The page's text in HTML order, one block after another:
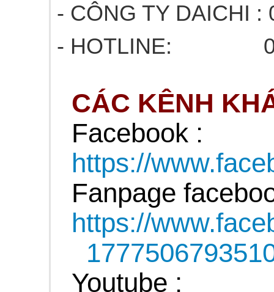
- CÔNG TY DAICHI
- HOTLINE:
CÁC KÊNH
Facebook :
https://
Fanpage
https://
Youtube :